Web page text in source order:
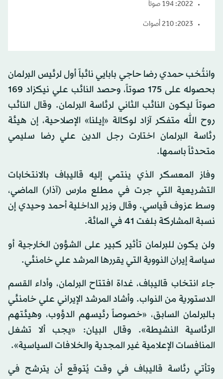
2022: 194 صوتاً
2023: 210 أصوات
وانتُخب حمدي رضا حاجي بابايي نائباً أول لرئيس البرلمان
بحصوله على 175 صوتاً، وحصد النائب علي نيكزاد 169
صوتاً ليكون النائب الثاني لرئاسة البرلمان. وقال النائب
روح الله متفكر آزاد لوكالة «إيلنا» الإصلاحية، إن هيئة
رئاسة البرلمان اختارت رجل الدين علي رضا سليمي
متحدثاً باسمها.
وفاز المعسكر الذي ينتمي إليه قاليباف بالانتخابات
التشريعية التي جرت في مطلع مارس (آذار) الماضي،
وسط عزوف قياسي. وقال وزير الداخلية أحمد وحيدي إن
نسبة المشاركة بلغت 41 في المائة.
ولن يكون للبرلمان تأثير كبير على الشؤون الخارجية أو
سياسة إيران النووية التي يقررها المرشد علي خامنئي.
جاء انتخاب قاليباف، غداة افتتاح البرلمان، وأداء القسم
الدستورية من النواب. وأشاد المرشد الإيراني علي خامنئي
بـالبرلمان السابق، «خصوصاً رئيسهم الدؤوب، وهيئتهم
الرئاسية النشيطة». وقال البيان: «يجب ألا تشغل
المنافسات الإعلامية غير المجدية والخلافات السياسية».
وتأتي رئاسة قاليباف في وقت يُتوقع أن يترشح في